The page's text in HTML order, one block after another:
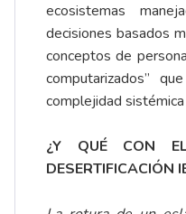
ecosistemas
decisiones basados
conceptos de
computarizados”
complejidad
¿Y QUÉ CON
DESERTIFICACIÓN